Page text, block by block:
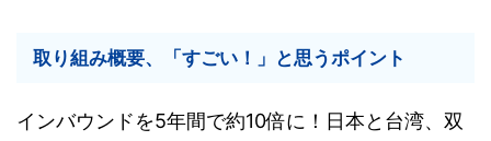
取り組み概要、「すごい！」と思うポイント
インバウンドを5年間で約10倍に！日本と台湾、双